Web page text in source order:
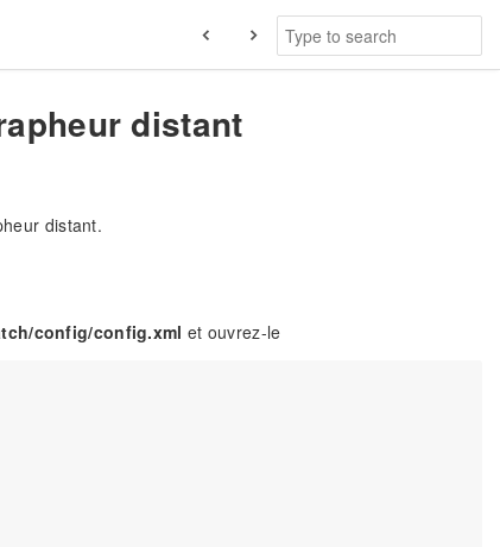
distant
distant.
config/config.xml et ouvrez-le